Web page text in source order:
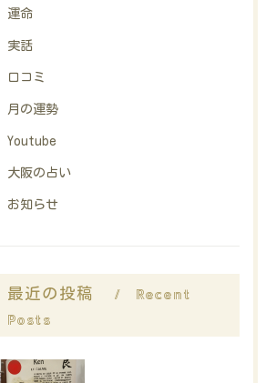
運命
実話
口コミ
月の運勢
Youtube
大阪の占い
お知らせ
最近の投稿
Recent
Posts